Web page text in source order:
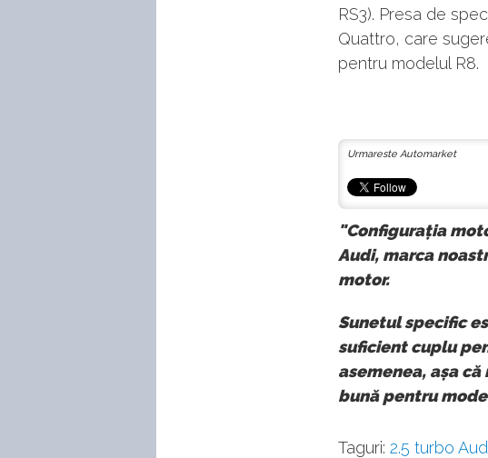
RS3). Presa de
Quattro, care
pentru modelul R8.
Urmareste Automarket
"Configurația
Audi, marca
motor.
Sunetul specific
suficient cuplu
asemenea, așa
bună pentru
Taguri: 2.5 turbo